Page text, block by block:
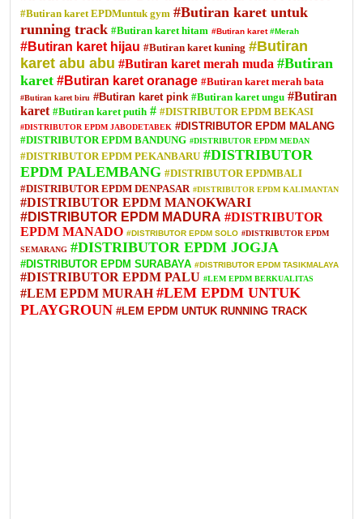
#Butiran karet EPDMuntuk gym #Butiran karet untuk
running track #Butiran karet hitam #Butiran karet#Merah
#Butiran karet hijau #Butiran karet kuning #Butiran
karet abu abu #Butiran karet merah muda #Butiran
karet #Butiran karet oranage #Butiran karet merah bata
#Butiran karet biru #Butiran karet pink #Butiran karet ungu #Butiran
karet #Butiran karet putih # #DISTRIBUTOR EPDM BEKASI
#DISTRIBUTOR EPDM JABODETABEK #DISTRIBUTOR EPDM MALANG
#DISTRIBUTOR EPDM BANDUNG #DISTRIBUTOR EPDM MEDAN
#DISTRIBUTOR EPDM PEKANBARU #DISTRIBUTOR
EPDM PALEMBANG #DISTRIBUTOR EPDMBALI
#DISTRIBUTOR EPDM DENPASAR #DISTRIBUTOR EPDM KALIMANTAN
#DISTRIBUTOR EPDM MANOKWARI
#DISTRIBUTOR EPDM MADURA #DISTRIBUTOR
EPDM MANADO #DISTRIBUTOR EPDM SOLO #DISTRIBUTOR EPDM
SEMARANG #DISTRIBUTOR EPDM JOGJA
#DISTRIBUTOR EPDM SURABAYA #DISTRIBUTOR EPDM TASIKMALAYA
#DISTRIBUTOR EPDM PALU #LEM EPDM BERKUALITAS
#LEM EPDM MURAH #LEM EPDM UNTUK
PLAYGROUN #LEM EPDM UNTUK RUNNING TRACK